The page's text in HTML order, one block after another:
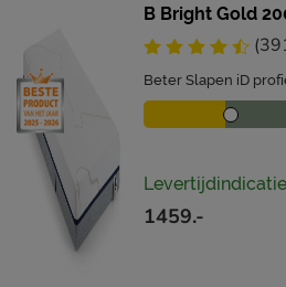
B Bright Gold
Beter Slapen iD
1459.-